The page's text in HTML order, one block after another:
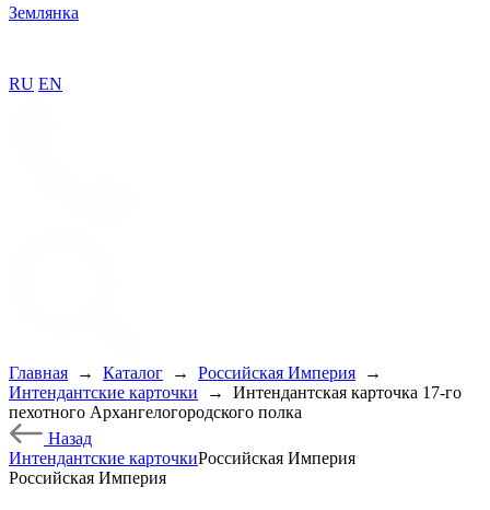
Землянка
RU EN
Главная → Каталог → Российская Империя
→
Интендантские карточки
→
Интендантская карточка 17-го
пехотного Архангелогородского полка
Назад
Интендантские карточкиРоссийская Империя
Российская Империя